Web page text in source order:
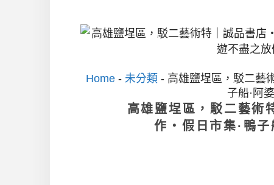
Home- 未分類 - 高雄鹽埕區，駁二藝
子船·阿
高雄鹽埕區，駁二藝
作‧假日市集·鴨子